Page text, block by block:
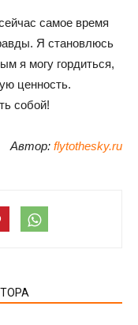
самое время
Я становлюсь
я могу гордиться,
ценность.
собой!
Автор: flytothesky.ru